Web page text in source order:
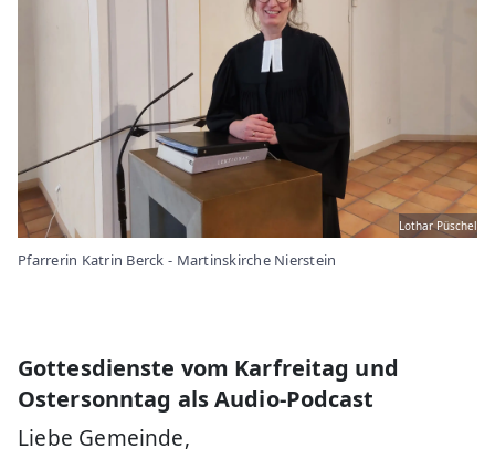
Lothar Püschel
Pfarrerin Katrin Berck - Martinskirche Nierstein
Gottesdienste vom Karfreitag und
Ostersonntag als Audio-Podcast
Liebe Gemeinde,